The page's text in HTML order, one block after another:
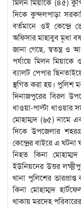
দিকে কুন্দলপাড়া
বর্তমানে ওই কেন্দ্রে
অফিসার মাহাবুব মৃধা
জানা গেছে, স্বতন্ত্র ও
পর্যায়ে মিলন
ব্যালট পেপার
স্থগিত করা হয়। পুলিশ
দিনাজপুরের বিরল
ধাওয়া-পাল্টা ধাওয়ার
মোহাম্মদ (৬৫) নামে
দিকে উপজেলার
কেন্দ্রের বাইরে এ ঘটনা
নিহত কিনা
ইউনিয়নের উত্তর
থানা পুলিশের
কিনা মোহাম্মদ
থাকায় মরদেহ